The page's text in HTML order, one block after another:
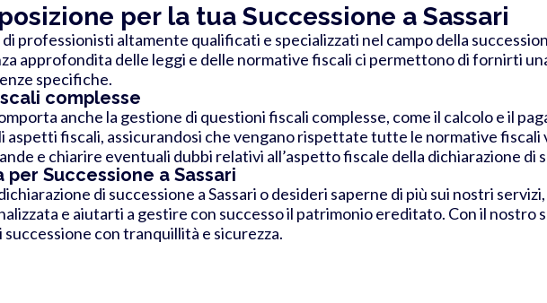
per la tua Successione a Sassari
professionisti altamente qualificati e specializzati nel campo della
approfondita delle leggi e delle normative fiscali ci permettono di fornirti
specifiche.
complesse
anche la gestione di questioni fiscali complesse, come il calcolo e il
aspetti fiscali, assicurandosi che vengano rispettate tutte le normative
e chiarire eventuali dubbi relativi all’aspetto fiscale della dichiarazione di
Successione a Sassari
di successione a Sassari o desideri saperne di più sui nostri
e aiutarti a gestire con successo il patrimonio ereditato. Con il nostro
con tranquillità e sicurezza.